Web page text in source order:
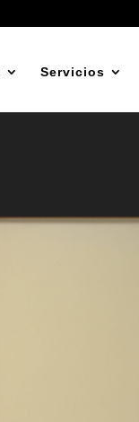
Servicios